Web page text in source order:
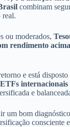
combinam
real.
ou moderados,
rendimento
e está
e
um bom
consciente